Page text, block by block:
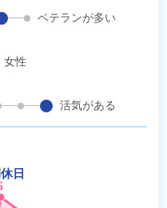
ベテランが多い
女性
活気がある